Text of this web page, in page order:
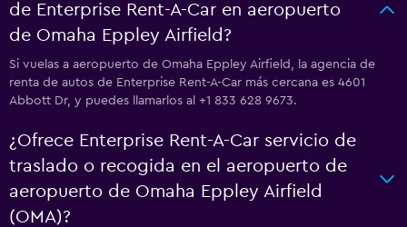
de Enterprise Rent-A-Car en aeropuerto
de Omaha Eppley Airfield?
Si vuelas a aeropuerto de Omaha Eppley Airfield, la agencia de
renta de autos de Enterprise Rent-A-Car más cercana es 4601
Abbott Dr, y puedes llamarlos al +1 833 628 9673.
¿Ofrece Enterprise Rent-A-Car servicio de
traslado o recogida en el aeropuerto de
aeropuerto de Omaha Eppley Airfield
(OMA)?